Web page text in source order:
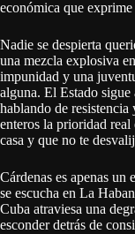
económica que
Nadie se despierta
una mezcla explosiva
impunidad y una
alguna. El Estado sigue
hablando de
enteros la prioridad
casa y que no te
Cárdenas es apenas un
se escucha en La
Cuba atraviesa una
esconder detrás de